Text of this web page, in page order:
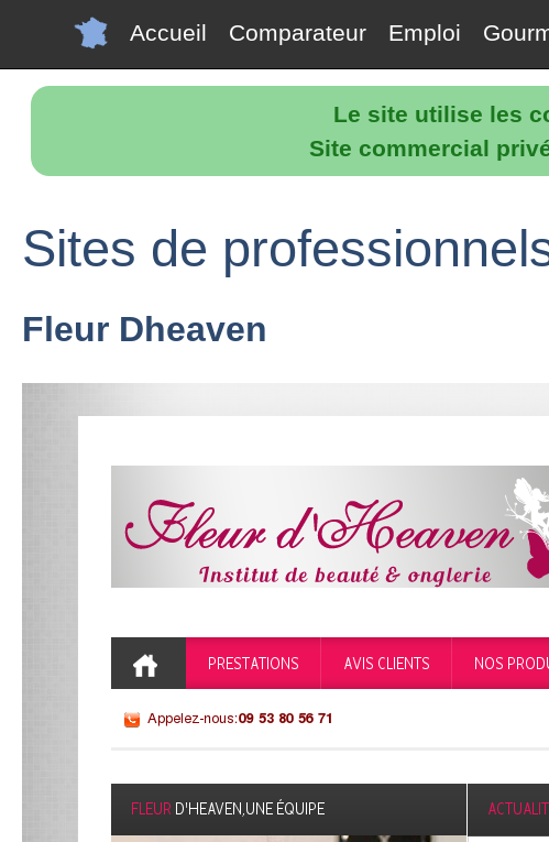
Le site utilise les
Site commercial
Accueil Comparateur Emploi
Sites de
Fleur Dheaven